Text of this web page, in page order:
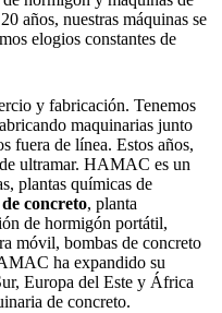
años, nuestras máquinas se
elogios constantes de
y fabricación. Tenemos
maquinarias junto
fuera de línea. Estos años,
ultramar. HAMAC es un
plantas químicas de
concreto, planta
de hormigón portátil,
móvil, bombas de concreto
ha expandido su
Europa del Este y África
de concreto.